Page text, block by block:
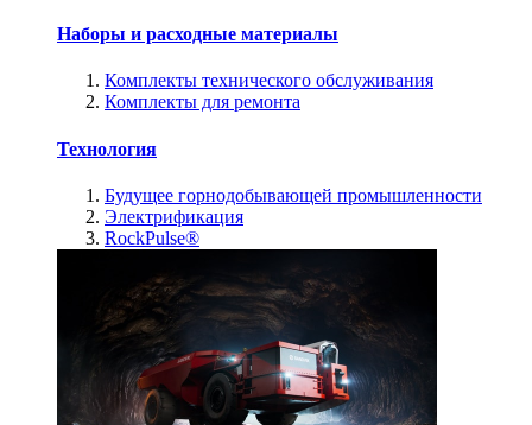
Наборы и расходные материалы
Комплекты технического обслуживания
Комплекты для ремонта
Технология
Будущее горнодобывающей промышленности
Электрификация
RockPulse®